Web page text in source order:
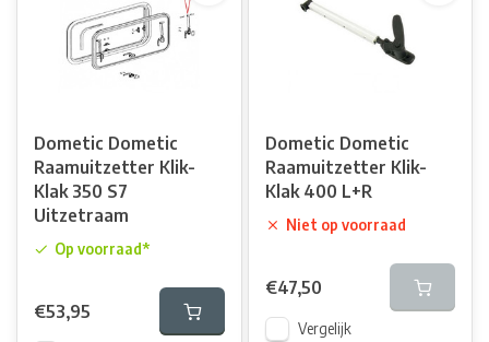
Dometic Dometic
Raamuitzetter Klik-
Klak 350 S7
Uitzetraam
Op voorraad*
€53,95
Dometic Dometic
Raamuitzetter Klik-
Klak 400 L+R
Niet op voorraad
€47,50
Vergelijk